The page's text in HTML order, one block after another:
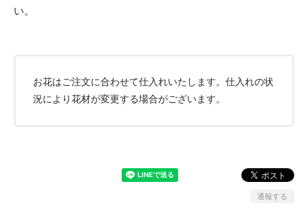
い。
お花はご注文に合わせて仕入れいたします。仕入れの状
況により花材が変更する場合がございます。
通報する